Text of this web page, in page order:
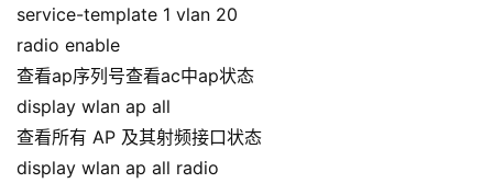
service-template 1 vlan 20
radio enable
查看ap序列号查看ac中ap状态
display wlan ap all
查看所有 AP 及其射频接口状态
display wlan ap all radio